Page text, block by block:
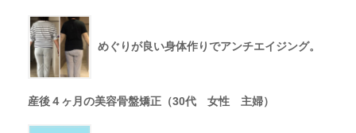
めぐりが良い身体作りでアンチエイジング。
産後４ヶ月の美容骨盤矯正（30代 女性 主婦）